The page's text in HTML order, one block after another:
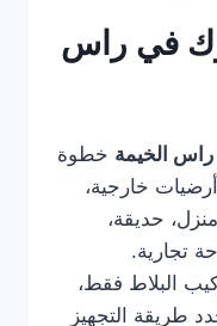
في راس
الخيمة خطوة
خارجية،
حديقة،
تجارية.
البلاط فقط،
طريقة التجهيز